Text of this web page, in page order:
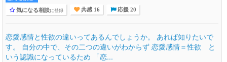
気になる相談に登録 共感 16 応援 20
恋愛感情と性欲の違いってあるんでしょうか。 あれば知りたいで
す。 自分の中で、その二つの違いがわからず 恋愛感情＝性欲 と
いう認識になっているため 「恋...